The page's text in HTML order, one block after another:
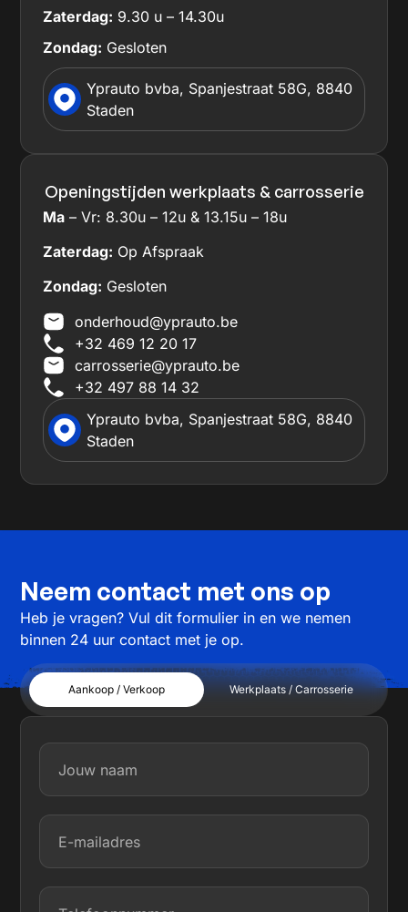
Zaterdag: 9.30 u – 14.30u
Zondag: Gesloten
Yprauto bvba, Spanjestraat 58G, 8840
Staden
Openingstijden werkplaats & carrosserie
Ma – Vr: 8.30u – 12u & 13.15u – 18u
Zaterdag: Op Afspraak
Zondag: Gesloten
onderhoud@yprauto.be
+32 469 12 20 17
carrosserie@yprauto.be
+32 497 88 14 32
Yprauto bvba, Spanjestraat 58G, 8840
Staden
Neem contact met ons op
Heb je vragen? Vul dit formulier in en we nemen
binnen 24 uur contact met je op.
Aankoop / Verkoop Werkplaats / Carrosserie